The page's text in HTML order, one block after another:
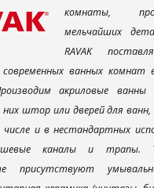
комнаты,
мельчайших
RAVAK
ванных комнат
акриловые
них штор или дверей для
и в нестандартных
каналы и трапы.
присутствуют